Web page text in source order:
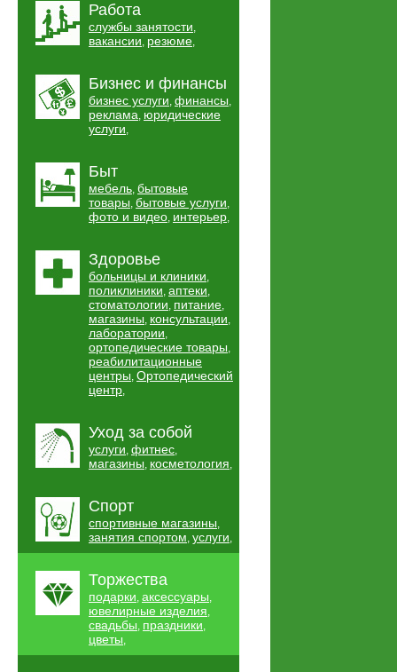
Работа
службы занятости,
вакансии, резюме,
Бизнес и финансы
бизнес услуги, финансы,
реклама, юридические
услуги,
Быт
мебель, бытовые
товары, бытовые услуги,
фото и видео, интерьер,
Здоровье
больницы и клиники,
поликлиники, аптеки,
стоматологии, питание,
магазины, консультации,
лаборатории,
ортопедические товары,
реабилитационные
центры, Ортопедический
центр,
Уход за собой
услуги, фитнес,
магазины, косметология,
Спорт
спортивные магазины,
занятия спортом, услуги,
Торжества
подарки, аксессуары,
ювелирные изделия,
свадьбы, праздники,
цветы,